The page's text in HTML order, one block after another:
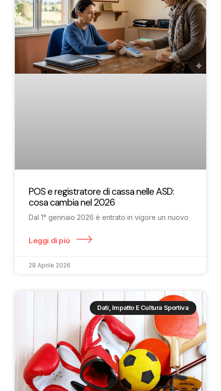
POS e registratore di cassa nelle ASD:
cosa cambia nel 2026
Dal 1° gennaio 2026 è entrato in vigore un nuovo
Leggi di più
28 Aprile 2026
Dati, Impatto E Cultura Sportiva